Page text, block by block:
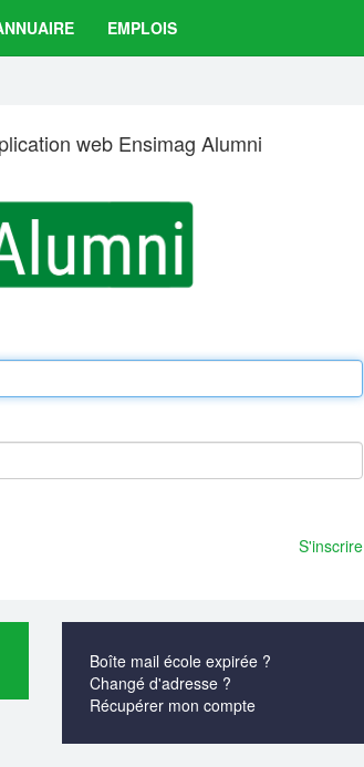
EMPLOIS
web Ensimag Alumni
S'inscrire
Boîte mail école expirée ?
Changé d'adresse ?
Récupérer mon compte